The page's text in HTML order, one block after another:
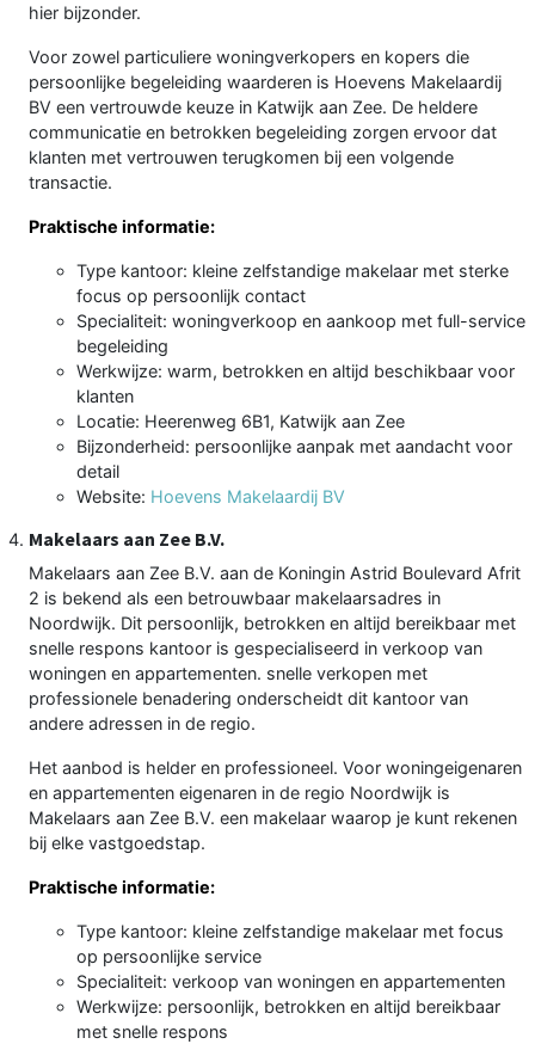
hier bijzonder.
Voor zowel particuliere woningverkopers en kopers die
persoonlijke begeleiding waarderen is Hoevens Makelaardij
BV een vertrouwde keuze in Katwijk aan Zee. De heldere
communicatie en betrokken begeleiding zorgen ervoor dat
klanten met vertrouwen terugkomen bij een volgende
transactie.
Praktische informatie:
Type kantoor: kleine zelfstandige makelaar met sterke
focus op persoonlijk contact
Specialiteit: woningverkoop en aankoop met full-service
begeleiding
Werkwijze: warm, betrokken en altijd beschikbaar voor
klanten
Locatie: Heerenweg 6B1, Katwijk aan Zee
Bijzonderheid: persoonlijke aanpak met aandacht voor
detail
Website: Hoevens Makelaardij BV
Makelaars aan Zee B.V.
Makelaars aan Zee B.V. aan de Koningin Astrid Boulevard Afrit
2 is bekend als een betrouwbaar makelaarsadres in
Noordwijk. Dit persoonlijk, betrokken en altijd bereikbaar met
snelle respons kantoor is gespecialiseerd in verkoop van
woningen en appartementen. snelle verkopen met
professionele benadering onderscheidt dit kantoor van
andere adressen in de regio.
Het aanbod is helder en professioneel. Voor woningeigenaren
en appartementen eigenaren in de regio Noordwijk is
Makelaars aan Zee B.V. een makelaar waarop je kunt rekenen
bij elke vastgoedstap.
Praktische informatie:
Type kantoor: kleine zelfstandige makelaar met focus
op persoonlijke service
Specialiteit: verkoop van woningen en appartementen
Werkwijze: persoonlijk, betrokken en altijd bereikbaar
met snelle respons